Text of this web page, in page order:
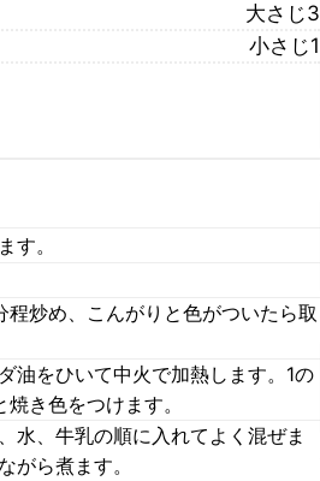
大さじ3
小さじ1
す。
炒め、こんがりと色がついたら取
油をひいて中火で加熱します。1の
き色をつけます。
水、牛乳の順に入れてよく混ぜま
がら煮ます。